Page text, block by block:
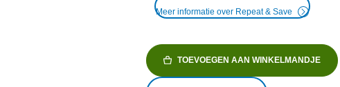
Meer informatie over Repeat & Save
TOEVOEGEN AAN WINKELMANDJE